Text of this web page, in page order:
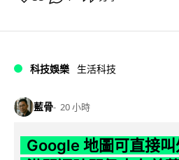
科技娛樂 生活科技
藍骨 20 小時
Google 地圖可直接